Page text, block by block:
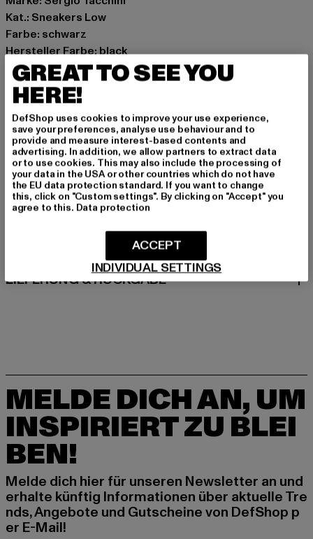
Kat.: Sneakers Low
Farbe: schwarz
Hersteller Farbe: black
Obermaterial: Leder
Innenfutter: Textil
Art.Nr: STSTM614017-00007
Hersteller: Movin SARL |help@sergiotacchini.com
RN8 Quartier Rousselot 975 Terre de Granace | 13400
Aubagne | FR
GRÖSSE & PASSFORM
LIEFERUNG & RÜCKGABE
MELDE DICH AN, UM
INSPIRIERT ZU BLEI
BEN!
Melde dich hier für unseren Newsletter an und
erhalte künftig Informationen über aktuelle Tre
nds, Angebote und Gutscheine von DefShop p
er E-Mail!
GREAT TO SEE YOU
HERE!
DefShop uses cookies to improve your use experience,
save your preferences, analyse use behaviour and to
provide and measure interest-based contents and
advertising. In addition, we allow partners to extract data
or to use cookies. This may also include the processing of
your data in the USA or other countries which do not have
the EU data protection standard. If you want to change
this, click on "Custom settings". By clicking on "Accept" you
agree to this. Data protection
INDIVIDUAL SETTINGS
ACCEPT